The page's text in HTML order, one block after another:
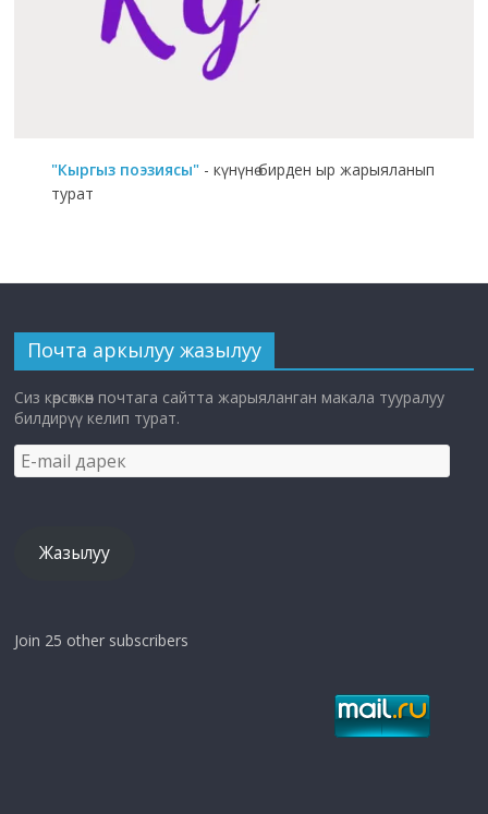
"Кыргыз поэзиясы" - күнүнө бирден ыр жарыяланып
турат
Почта аркылуу жазылуу
Сиз көрсөткөн почтага сайтта жарыяланган макала тууралуу
билдирүү келип турат.
E-
mail
Жазылуу
Join 25 other subscribers